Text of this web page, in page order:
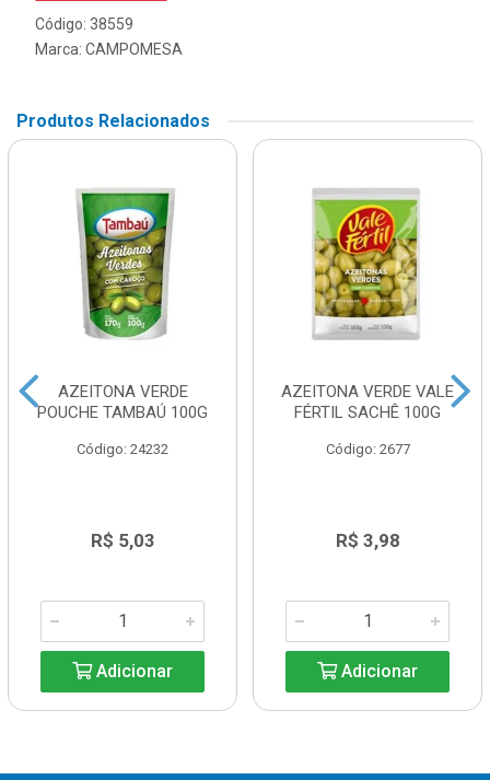
Código: 38559
Marca: CAMPOMESA
Produtos Relacionados
AZEITONA VERDE
POUCHE TAMBAÚ 100G
Código: 24232
R$ 5,03
Adicionar
AZEITONA VERDE VALE
FÉRTIL SACHÊ 100G
Código: 2677
R$ 3,98
Adicionar